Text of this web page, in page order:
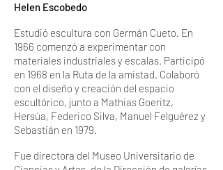
Helen Escobedo
Estudió escultura con Germán Cueto. En
1966 comenzó a experimentar con
materiales industriales y escalas. Participó
en 1968 en la Ruta de la amistad. Colaboró
con el diseño y creación del espacio
escultórico, junto a Mathias Goeritz,
Hersúa, Federico Silva, Manuel Felguérez y
Sebastián en 1979.
Fue directora del Museo Universitario de